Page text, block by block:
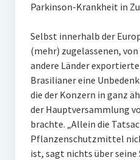
Parkinson-Krankheit in
Selbst innerhalb der
(mehr) zugelassenen, von
andere Länder
Brasilianer eine
die der Konzern in ganz
der Hauptversammlung
brachte. „Allein die
Pflanzenschutzmittel
ist, sagt nichts über seine